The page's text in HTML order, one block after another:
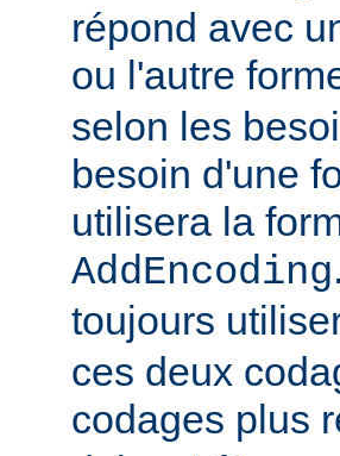
répond avec
ou l'autre
selon les
besoin d'une
utilisera la
AddEncoding
toujours
ces deux
codages plus